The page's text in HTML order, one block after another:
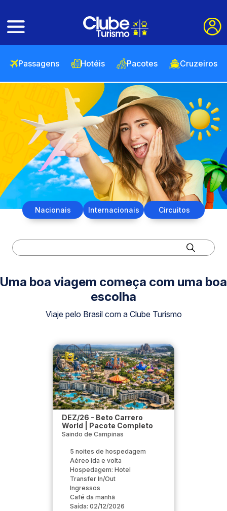
Passagens Hotéis Pacotes Cruzeiros
Nacionais Internacionais Circuitos
Uma boa viagem começa com uma boa
escolha
Viaje pelo Brasil com a Clube Turismo
DEZ/26 - Beto Carrero
World | Pacote Completo
Saindo de Campinas
5 noites de hospedagem
Aéreo ida e volta
Hospedagem: Hotel
Transfer In/Out
Ingressos
Café da manhã
Saída: 02/12/2026